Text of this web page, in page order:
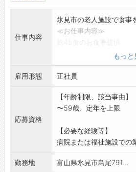
仕事内容
氷見市の老人施設で食事
≪お仕事内容≫
・食材の仕込みと調理
・出来上ったお料理の盛
・食器の洗浄と厨房の清掃
変更範囲:会社の定める業
※応募される方は、ハロ
状」の交付を受けて下
不要です。
もっと
雇用形態 正社員
応募資格
【年齢制限、該当事由】
〜59歳、定年を上限
【必要な経験等】
病院または福祉施設での
勤務地 富山県氷見市島尾791...